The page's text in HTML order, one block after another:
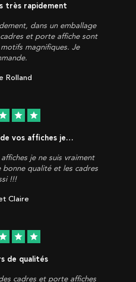
très rapidement
dans un emballage
et porte affiche sont
magnifiques. Je
Rolland
star star
vos affiches je…
je ne suis vraiment
bonne qualité et les cadres
!!!
Claire
star star
de qualités
cadres et porte affiches